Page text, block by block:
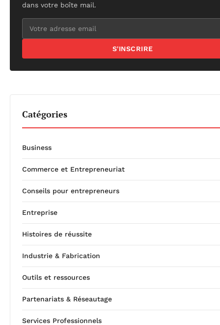
dans votre boîte mail.
S'INSCRIRE
Catégories
Business
Commerce et Entrepreneuriat
Conseils pour entrepreneurs
Entreprise
Histoires de réussite
Industrie & Fabrication
Outils et ressources
Partenariats & Réseautage
Services Professionnels